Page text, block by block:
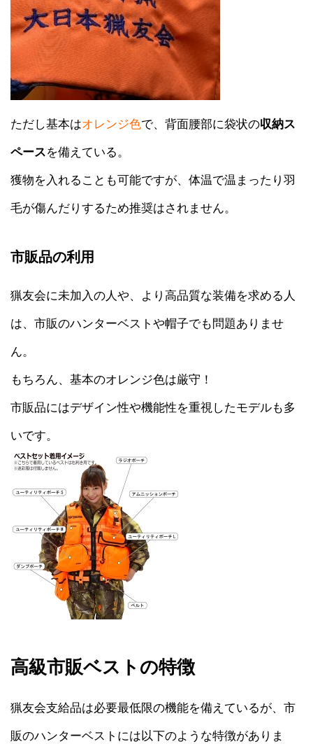
ただし基本はオレンジ色で、背面腰部に袋状の収納ス
ペースを備えている。
獲物を入れることも可能ですが、体温で温まったり羽
毛が傷んだりするため推奨はされません。
市販品の利用
猟友会に未加入の人や、より高品質な装備を求める人
は、市販のハンターベストや帽子でも問題ありませ
ん。
もちろん、基本のオレンジ色は厳守！
市販品にはデザイン性や機能性を重視したモデルも多
いです。
高級市販ベストの特徴
猟友会支給品は必要最低限の機能を備えているが、市
販のハンターベストには以下のような特徴がありま